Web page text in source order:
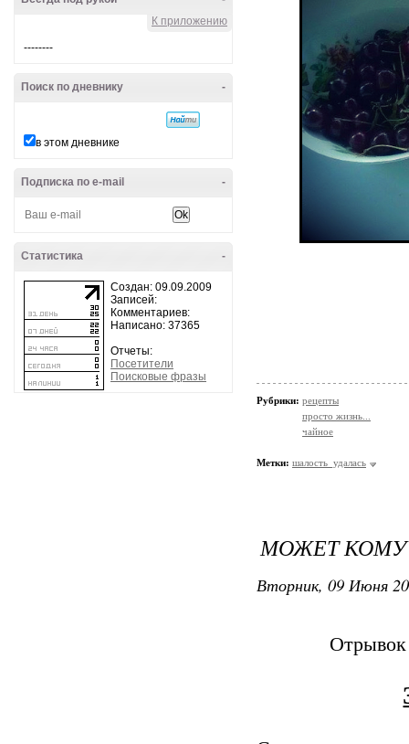
К приложению
--------
-
Поиск по дневнику
в этом дневнике
-
Подписка по e-mail
-
Статистика
Создан: 09.09.2009
Записей:
Комментариев:
Написано: 37365
Отчеты:
Посетители
Поисковые фразы
Рубрики: рецепты
просто жизнь...
чайное
Метки: шалость_удалась
МОЖЕТ КОМУ
Вторник, 09 Июня